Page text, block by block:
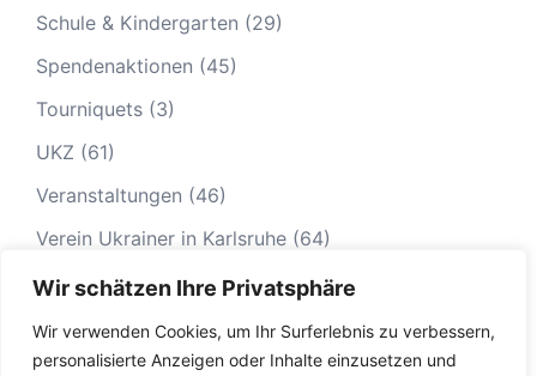
Wir schätzen Ihre Privatsphäre
Wir verwenden Cookies, um Ihr Surferlebnis zu verbessern,
personalisierte Anzeigen oder Inhalte einzusetzen und
Schule & Kindergarten (29)
Spendenaktionen (45)
Tourniquets (3)
UKZ (61)
Veranstaltungen (46)
Verein Ukrainer in Karlsruhe (64)